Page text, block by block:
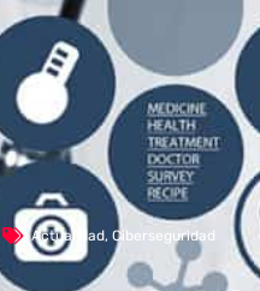
Actualidad, Ciberseguridad